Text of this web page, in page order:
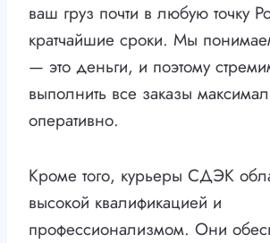
ваш груз почти в любую точку
кратчайшие сроки. Мы
— это деньги, и поэтому
выполнить все заказы
оперативно.
Кроме того, курьеры СДЭК
высокой квалификацией и
профессионализмом. Они